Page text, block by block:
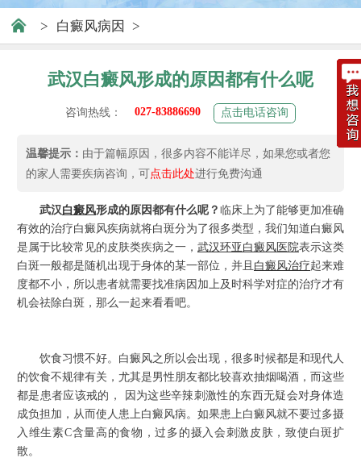
> 白癜风病因 >
武汉白癜风形成的原因都有什么呢
咨询热线： 027-83886690 点击电话咨询
温馨提示： 由于篇幅原因，很多内容不能详尽，如果您或者您
的家人需要疾病咨询，可点击此处进行免费沟通
武汉白癜风形成的原因都有什么呢？ 临床上为了能够更加准确
有效的治疗白癜风疾病就将白斑分为了很多类型，我们知道白癜风
是属于比较常见的皮肤类疾病之一， 武汉环亚白癜风医院表示这类
白斑一般都是随机出现于身体的某一部位，并且 白癜风治疗起来难
度都不小，所以患者就需要找准病因加上及时科学对症的治疗才有
机会祛除白斑，那么一起来看看吧。
饮食习惯不好。白癜风之所以会出现，很多时候都是和现代人
的饮食不规律有关，尤其是男性朋友都比较喜欢抽烟喝酒，而这些
都是患者应该戒的， 因为这些辛辣刺激性的东西无疑会对身体造
成负担加，从而使人患上白癜风病。如果患上白癜风就不要过多摄
入维生素C含量高的食物，过多的摄入会刺激皮肤，致使白斑扩
散。